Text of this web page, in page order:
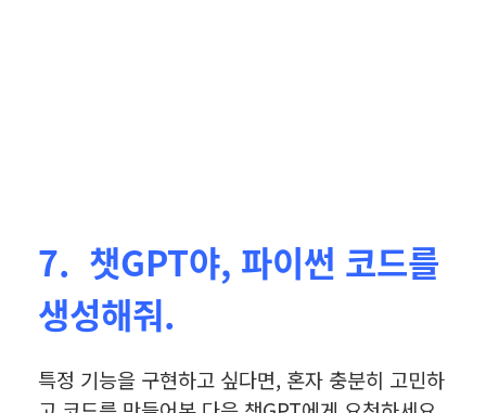
7. 챗GPT야, 파이썬 코드를
생성해줘.
특정 기능을 구현하고 싶다면, 혼자 충분히 고민하